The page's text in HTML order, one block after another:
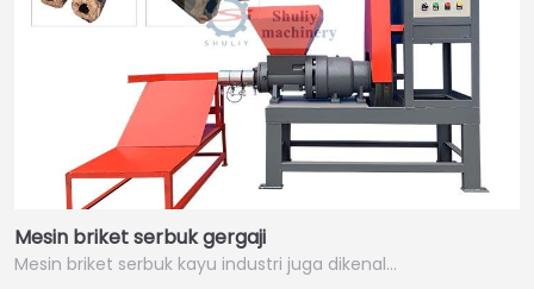
Mesin briket serbuk gergaji
Mesin briket serbuk kayu industri juga dikenal…